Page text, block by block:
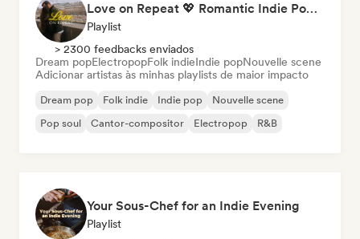
Love on Repeat 💖 Romantic Indie Pop, Neo Soul & Singer-Songwriter
Playlist
> 2300 feedbacks enviados
Dream popElectropopFolk indieIndie popNouvelle scene
Adicionar artistas às minhas playlists de maior impacto
Dream pop Folk indie Indie pop
Nouvelle scene
Pop soul
Cantor-compositor Electropop R&B
Your Sous-Chef for an Indie Evening
Playlist